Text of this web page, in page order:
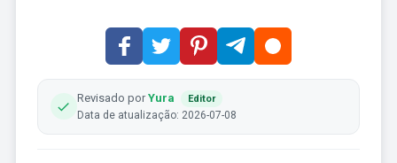
Revisado porYura Editor
Data de atualização: 2026-07-08